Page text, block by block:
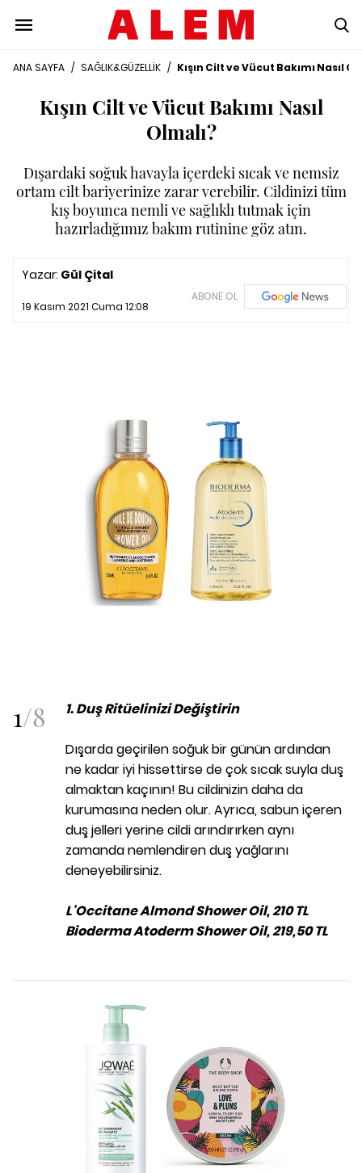
ANA SAYFA / SAĞLIK&GÜZELLİK / Kışın Cilt ve Vücut Bakımı Nasıl
Kışın Cilt ve Vücut Bakımı Nasıl
Olmalı?
Dışardaki soğuk havayla içerdeki sıcak ve nemsiz
ortam cilt bariyerinize zarar verebilir. Cildinizi tüm
kış boyunca nemli ve sağlıklı tutmak için
hazırladığımız bakım rutinine göz atın.
Yazar: Gül Çital
19 Kasım 2021 Cuma 12:08
ABONE OL
1/8 1.Duş Ritüelinizi Değiştirin
Dışarda geçirilen soğuk bir günün ardından
ne kadar iyi hissettirse de çok sıcak suyla duş
almaktan kaçının! Bu cildinizin daha da
kurumasına neden olur. Ayrıca, sabun içeren
duş jelleri yerine cildi arındırırken aynı
zamanda nemlendiren duş yağlarını
deneyebilirsiniz.
L'Occitane Almond Shower Oil, 210 TL
Bioderma Atoderm Shower Oil, 219,50 TL